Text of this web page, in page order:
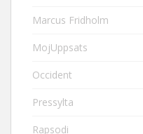
Marcus Fridholm
MojUppsats
Occident
Pressylta
Rapsodi